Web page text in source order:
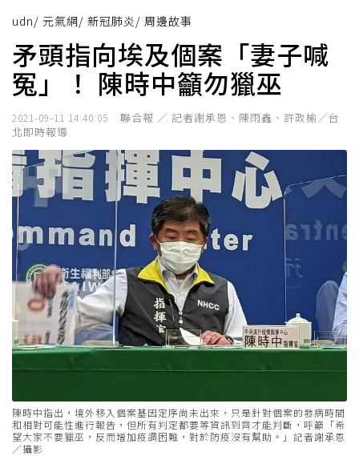
udn/ 元氣網/ 新冠肺炎 / 周邊故事
矛頭指向埃及個案「妻子喊
冤」！ 陳時中籲勿獵巫
2021-09-11 14:40:05
聯合報 ／ 記者謝承恩、陳雨鑫、許政榆／台
北即時報導
陳時中指出，境外移入個案基因定序尚未出來，只是針對個案的發病時間
和相對可能性進行報告，但所有判定都要等資訊到齊才能判斷，呼籲「希
望大家不要獵巫，反而增加疫調困難，對於防疫沒有幫助。」記者謝承恩
／攝影